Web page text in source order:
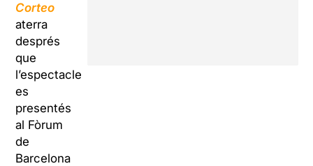
Corteo
aterra
després
que
l’espectacle
es
presentés
al Fòrum
de
Barcelona